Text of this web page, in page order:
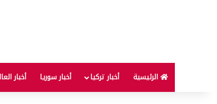
الرئيسية أخبار تركيا أخبار سوريا أخبار